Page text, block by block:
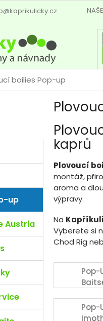
boilies Pop-up
up
Austria
kaprů
Plovoucí
montáž,
aroma a
výpravy.
Na
Vyberete si
Chod Rig
Pop-
Pop-